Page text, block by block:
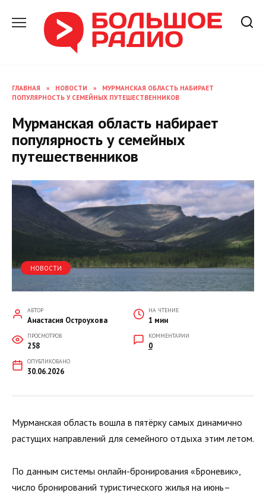
содержанию
ГЛАВНАЯ » НОВОСТИ »
МУРМАНСКАЯ ОБЛАСТЬ НАБИРАЕТ
ПОПУЛЯРНОСТЬ У СЕМЕЙНЫХ ПУТЕШЕСТВЕННИКОВ
Мурманская область набирает
популярность у семейных
путешественников
НОВОСТИ
АВТОР
Анастасия Остроухова
НА ЧТЕНИЕ
1 мин
ПРОСМОТРОВ
258
КОММЕНТАРИИ
0
ОПУБЛИКОВАНО
30.06.2026
Мурманская область вошла в пятёрку самых динамично
растущих направлений для семейного отдыха этим летом.
По данным системы онлайн-бронирования «Броневик»,
число бронирований туристического жилья на июнь–